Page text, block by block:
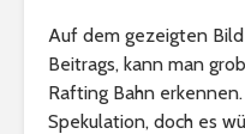
Auf dem gezeigten
Beitrags, kann man
Rafting Bahn
Spekulation, doch es